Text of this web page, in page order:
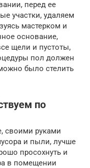
перед ее
участки, удаляем
мастерком и
основание,
щели и пустоты,
пол должен
было стелить
по
своими руками
и пыли, лучше
просохнуть и
в помещении